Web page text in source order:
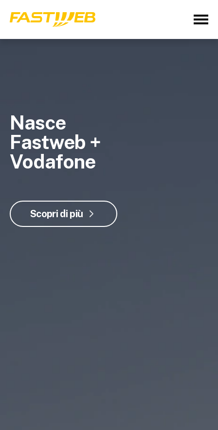
Nasce
Fastweb +
Vodafone
Scopri di più